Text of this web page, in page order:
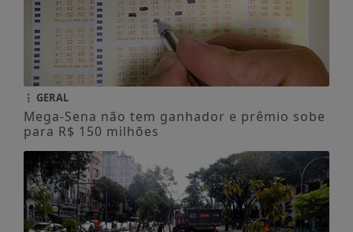
GERAL
Mega-Sena não tem ganhador e prêmio sobe
para R$ 150 milhões